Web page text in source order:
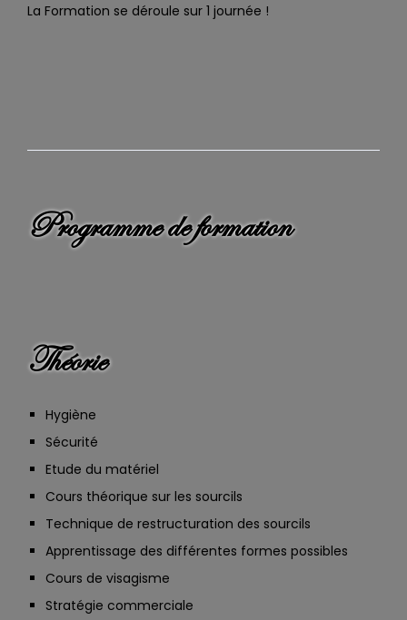
La Formation se déroule sur 1 journée !
Programme de formation
Théorie
Hygiène
Sécurité
Etude du matériel
Cours théorique sur les sourcils
Technique de restructuration des sourcils
Apprentissage des différentes formes possibles
Cours de visagisme
Stratégie commerciale